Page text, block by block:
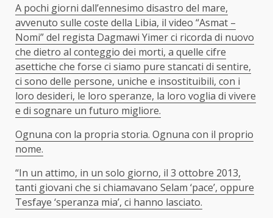
A pochi giorni dall’ennesimo disastro del mare,
avvenuto sulle coste della Libia, il video “Asmat –
Nomi” del regista Dagmawi Yimer ci ricorda di nuovo
che dietro al conteggio dei morti, a quelle cifre
asettiche che forse ci siamo pure stancati di sentire,
ci sono delle persone, uniche e insostituibili, con i
loro desideri, le loro speranze, la loro voglia di vivere
e di sognare un futuro migliore.
Ognuna con la propria storia. Ognuna con il proprio
nome.
“In un attimo, in un solo giorno, il 3 ottobre 2013,
tanti giovani che si chiamavano Selam ‘pace’, oppure
Tesfaye ‘speranza mia’, ci hanno lasciato.